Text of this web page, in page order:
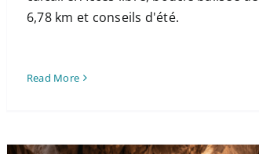
6,78 km et conseils d'été.
Read More